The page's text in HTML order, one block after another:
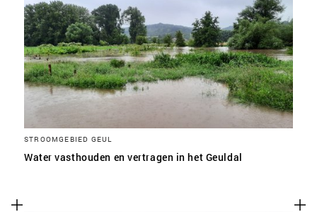
STROOMGEBIED GEUL
Water vasthouden en vertragen in het Geuldal